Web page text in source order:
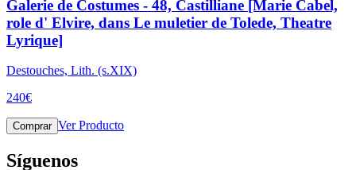
Galerie de Costumes - 48, Castilliane [Marie Cabel,
role d' Elvire, dans Le muletier de Tolede, Theatre
Lyrique]
Destouches, Lith. (s.XIX)
240€
Comprar Ver Producto
Síguenos